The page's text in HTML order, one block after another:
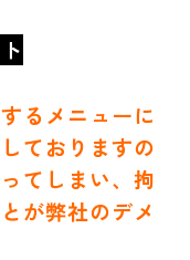
るメニューに
ておりますの
てしまい、拘
が弊社のデメ